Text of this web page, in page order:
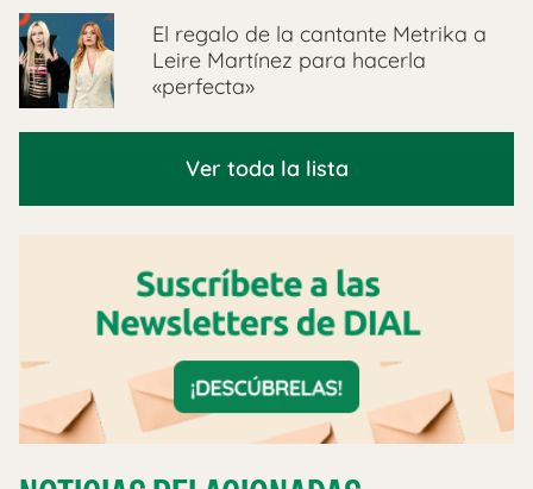
El regalo de la cantante Metrika a
Leire Martínez para hacerla
«perfecta»
Ver toda la lista